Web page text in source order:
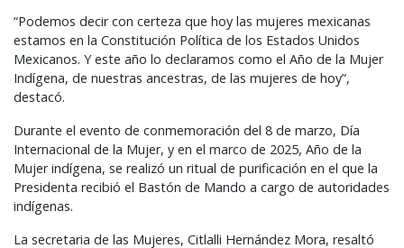
“Podemos decir con certeza que hoy las mujeres mexicanas
estamos en la Constitución Política de los Estados Unidos
Mexicanos. Y este año lo declaramos como el Año de la Mujer
Indígena, de nuestras ancestras, de las mujeres de hoy”,
destacó.
Durante el evento de conmemoración del 8 de marzo, Día
Internacional de la Mujer, y en el marco de 2025, Año de la
Mujer indígena, se realizó un ritual de purificación en el que la
Presidenta recibió el Bastón de Mando a cargo de autoridades
indígenas.
La secretaria de las Mujeres, Citlalli Hernández Mora, resaltó